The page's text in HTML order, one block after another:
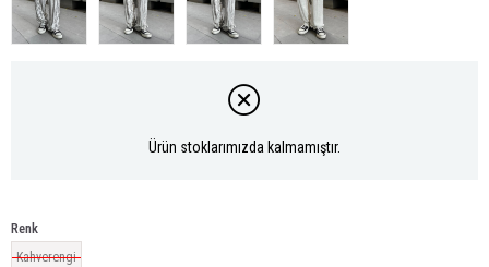
Ürün stoklarımızda kalmamıştır.
Renk
Kahverengi